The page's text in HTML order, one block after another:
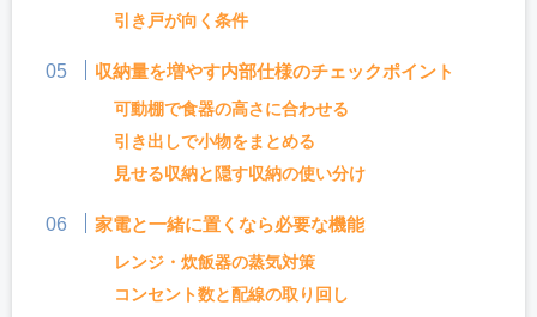
引き戸が向く条件
収納量を増やす内部仕様のチェックポイント
可動棚で食器の高さに合わせる
引き出しで小物をまとめる
見せる収納と隠す収納の使い分け
家電と一緒に置くなら必要な機能
レンジ・炊飯器の蒸気対策
コンセント数と配線の取り回し